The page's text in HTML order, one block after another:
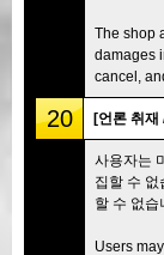
The shop
damages
cancel,
20 [언론 취
사용자는
집할 수 없
할 수 없습
Users